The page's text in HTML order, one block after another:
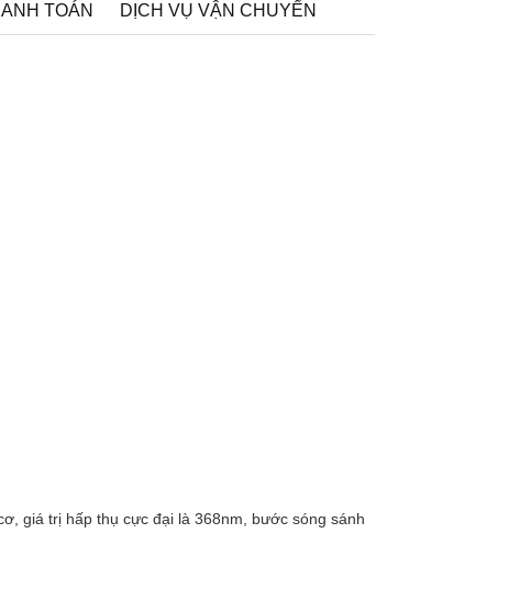
TOÁN DỊCH VỤ VẬN CHUYỂN
giá trị hấp thụ cực đại là 368nm, bước sóng sánh